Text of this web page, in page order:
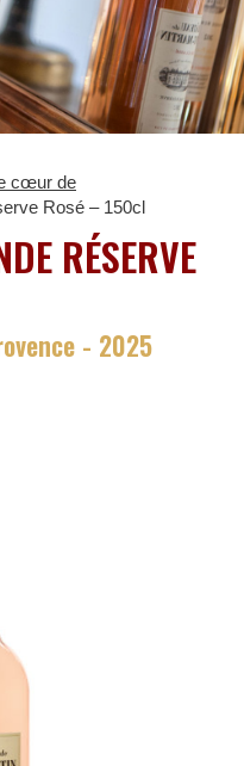
cœur de
Rosé – 150cl
RÉSERVE
- 2025